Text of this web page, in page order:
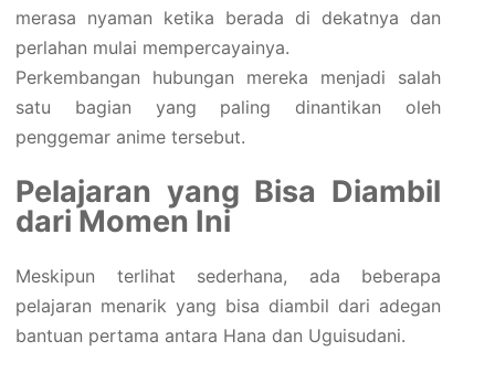
merasa nyaman ketika berada di dekatnya dan
perlahan mulai mempercayainya.
Perkembangan hubungan mereka menjadi salah
satu bagian yang paling dinantikan oleh
penggemar anime tersebut.
Pelajaran yang Bisa Diambil
dari Momen Ini
Meskipun terlihat sederhana, ada beberapa
pelajaran menarik yang bisa diambil dari adegan
bantuan pertama antara Hana dan Uguisudani.